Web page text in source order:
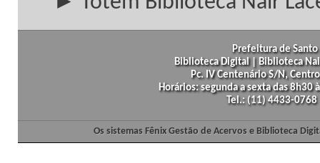
Prefeitura de
Biblioteca Digital | Biblioteca
Pc. IV Centenário S/N,
Horários: segunda a sexta das
Tel.: (11) 4433-
Os sistemas Fênix Gestão de Acervos e Biblioteca